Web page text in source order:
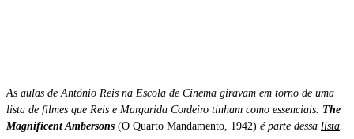
As aulas de António Reis na Escola de Cinema giravam em torno de uma
lista de filmes que Reis e Margarida Cordeiro tinham como essenciais. The
Magnificent Ambersons (O Quarto Mandamento, 1942) é parte dessa lista